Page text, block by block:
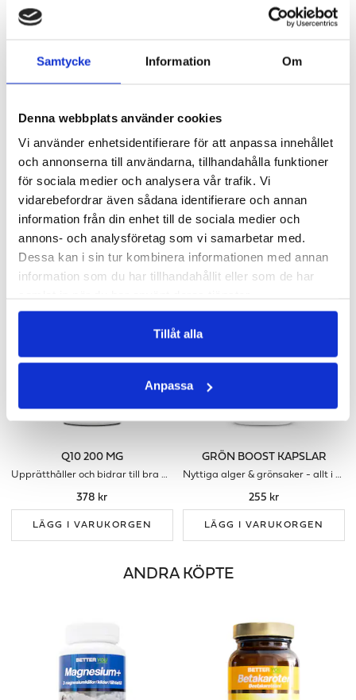
Samtycke Information Om
Denna webbplats använder cookies
Vi använder enhetsidentifierare för att anpassa innehållet
och annonserna till användarna, tillhandahålla funktioner
för sociala medier och analysera vår trafik. Vi
vidarebefordrar även sådana identifierare och annan
information från din enhet till de sociala medier och
annons- och analysföretag som vi samarbetar med.
Dessa kan i sin tur kombinera informationen med annan
information som du har tillhandahållit eller som de har
Tillåt alla
Anpassa
MAGNESIUMTAURAT
Magnesiumtaurat med pumpafröextrakt
226 kr
MULTIVITAMIN MAN
207 kr
Q10 200 MG
Upprätthåller och bidrar till bra energinivå
378 kr
LÄGG I VARUKORGEN
GRÖN BOOST KAPSLAR
Nyttiga alger & grönsaker - allt i ett!
255 kr
LÄGG I VARUKORGEN
ANDRA KÖPTE